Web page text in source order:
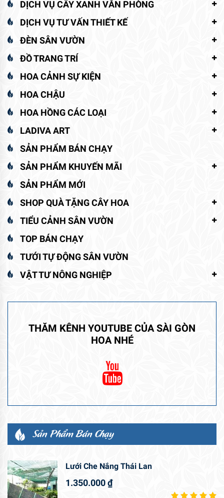
DỊCH VỤ CÂY XANH VĂN PHÒNG
DỊCH VỤ TƯ VẤN THIẾT KẾ
ĐÈN SÂN VƯỜN
ĐỒ TRANG TRÍ
HOA CẢNH SỰ KIỆN
HOA CHẬU
HOA HỒNG CÁC LOẠI
LADIVA ART
SẢN PHẨM BÁN CHẠY
SẢN PHẨM KHUYẾN MÃI
SẢN PHẨM MỚI
SHOP QUÀ TẶNG CÂY HOA
TIỂU CẢNH SÂN VƯỜN
TOP BÁN CHẠY
TƯỚI TỰ ĐỘNG SÂN VƯỜN
VẬT TƯ NÔNG NGHIỆP
THĂM KÊNH YOUTUBE CỦA SÀI GÒN
HOA NHÉ
Sản Phẩm Bán Chạy
Lưới Che Nắng Thái Lan
1.350.000₫